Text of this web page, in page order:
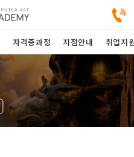
자격증과정 지점안내 취업지